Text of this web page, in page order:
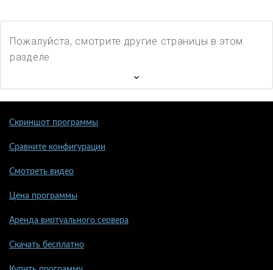
Пожалуйста, смотрите другие страницы в этом
разделе
Скриншот программы
Сравните конфигурации
Смотреть видео
Цена программы
Аренда виртуального сервера
Скачать бесплатно